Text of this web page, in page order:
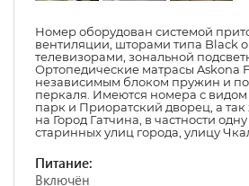
Номер оборудован системой
вентиляции, шторами типа Black
телевизорами, зональной
Ортопедические матрасы Askona
независимым блоком пружин и
перкаля. Имеются номера с
парк и Приоратский дворец, а
на Город Гатчина, в частности
старинных улиц города, улицу
Питание:
Включён